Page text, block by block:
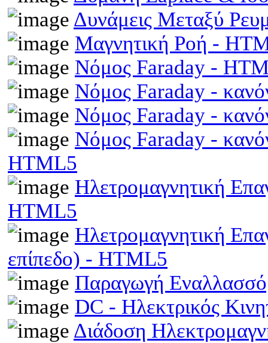
Δυνάμεις Μεταξύ
Μαγνητική Ροή -
Νόμος Faraday -
Νόμος Faraday -
Νόμος Faraday -
Νόμος Faraday -
HTML5
Ηλετρομαγνητική
HTML5
Ηλετρομαγνητική
επίπεδο) - HTML5
Παραγωγή
DC - Ηλεκτρικός
Διάδοση